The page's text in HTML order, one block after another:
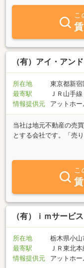
こ
（有）アイ・アン
所在地
東京都新宿
最寄駅
ＪＲ山手
情報提供元
アットホー
当社は地元不動産の売
とする会社です。「売
方は、不動産に関する
掛けております。特に
こ
（有）ｉｍサービス
所在地
栃木県小山
最寄駅
ＪＲ東北
情報提供元
アットホー